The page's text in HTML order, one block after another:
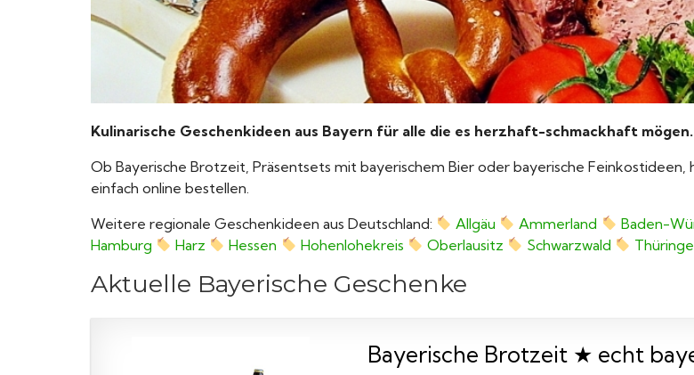
Kulinarische Geschenkideen aus Bayern für alle die es herzhaft-schmackhaft mögen.
Ob Bayerische Brotzeit, Präsentsets mit bayerischem Bier oder bayerische
einfach online bestellen.
Weitere regionale Geschenkideen aus Deutschland:
Allgäu Ammerland Baden-
Hamburg
Harz Hessen Hohenlohekreis Oberlausitz Schwarzwald
Aktuelle Bayerische Geschenke
Bayerische Brotzeit ★ echt